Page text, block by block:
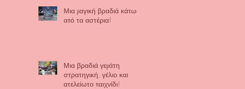
Μια μαγική βραδιά κάτω
από τα αστέρια!
Μια βραδιά γεμάτη
στρατηγική, γέλιο και
ατελείωτο παιχνίδι!